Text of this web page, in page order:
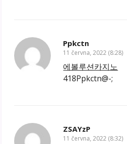
Ppkctn
11 června, 2022 (8:28)
에볼루션카지노
418Ppkctn@-;
ZSAYzP
11 června, 2022 (8:32)